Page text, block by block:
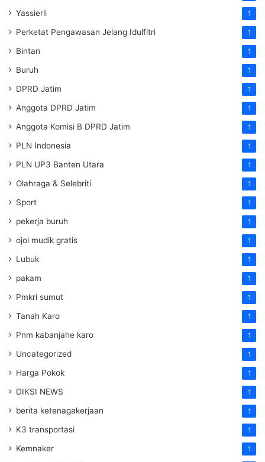
Yassierli 1
Perketat Pengawasan Jelang Idulfitri 1
Bintan 1
Buruh 1
DPRD Jatim 1
Anggota DPRD Jatim 1
Anggota Komisi B DPRD Jatim 1
PLN Indonesia 1
PLN UP3 Banten Utara 1
Olahraga & Selebriti 1
Sport 1
pekerja buruh 1
ojol mudik gratis 1
Lubuk 1
pakam 1
Pmkri sumut 1
Tanah Karo 1
Pnm kabanjahe karo 1
Uncategorized 1
Harga Pokok 1
DIKSI NEWS 1
berita ketenagakerjaan 1
K3 transportasi 1
Kemnaker 1